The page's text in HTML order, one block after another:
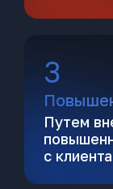
3
Путем
с